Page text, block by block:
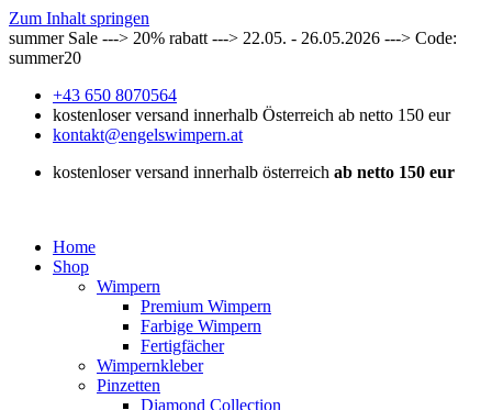
Zum Inhalt springen
summer Sale ---> 20% rabatt ---> 22.05. - 26.05.2026 ---> Code:
summer20
+43 650 8070564
kostenloser versand innerhalb Österreich ab netto 150 eur
kontakt@engelswimpern.at
kostenloser versand innerhalb österreich ab netto 150 eur
Home
Shop
Wimpern
Premium Wimpern
Farbige Wimpern
Fertigfächer
Wimpernkleber
Pinzetten
Diamond Collection